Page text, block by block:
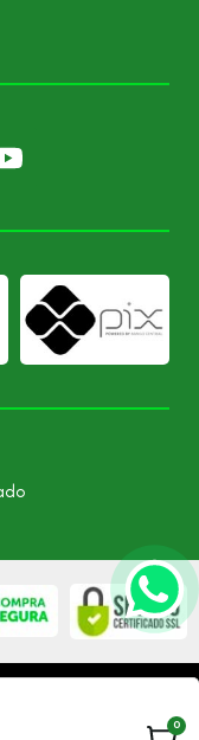
0
CNPJ: